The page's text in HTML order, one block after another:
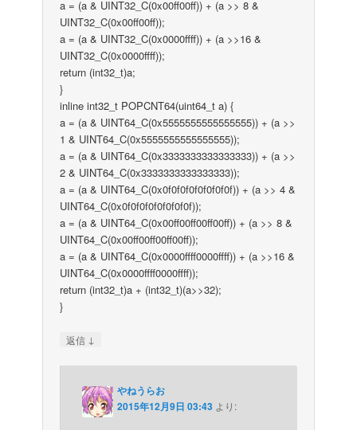
a = (a & UINT32_C(0x00ff00ff)) + (a >> 8 &
UINT32_C(0x00ff00ff));
a = (a & UINT32_C(0x0000ffff)) + (a >>16 &
UINT32_C(0x0000ffff));
return (int32_t)a;
}
inline int32_t POPCNT64(uint64_t a) {
a = (a & UINT64_C(0x5555555555555555)) + (a >>
1 & UINT64_C(0x5555555555555555));
a = (a & UINT64_C(0x3333333333333333)) + (a >>
2 & UINT64_C(0x3333333333333333));
a = (a & UINT64_C(0x0f0f0f0f0f0f0f0f)) + (a >> 4 &
UINT64_C(0x0f0f0f0f0f0f0f0f));
a = (a & UINT64_C(0x00ff00ff00ff00ff)) + (a >> 8 &
UINT64_C(0x00ff00ff00ff00ff));
a = (a & UINT64_C(0x0000ffff0000ffff)) + (a >>16 &
UINT64_C(0x0000ffff0000ffff));
return (int32_t)a + (int32_t)(a>>32);
}
返信 ↓
やねうらお
2015年12月9日 03:43 より: